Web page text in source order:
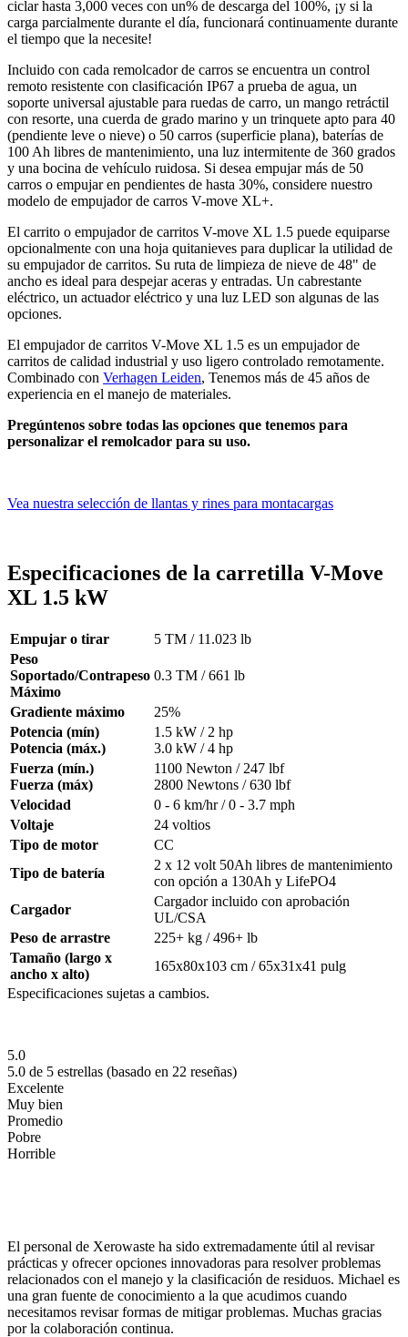
ciclar hasta 3,000 veces con un% de descarga del 100%, ¡y si la
carga parcialmente durante el día, funcionará continuamente durante
el tiempo que la necesite!
Incluido con cada remolcador de carros se encuentra un control
remoto resistente con clasificación IP67 a prueba de agua, un
soporte universal ajustable para ruedas de carro, un mango retráctil
con resorte, una cuerda de grado marino y un trinquete apto para 40
(pendiente leve o nieve) o 50 carros (superficie plana), baterías de
100 Ah libres de mantenimiento, una luz intermitente de 360 grados
y una bocina de vehículo ruidosa. Si desea empujar más de 50
carros o empujar en pendientes de hasta 30%, considere nuestro
modelo de empujador de carros V-move XL+.
El carrito o empujador de carritos V-move XL 1.5 puede equiparse
opcionalmente con una hoja quitanieves para duplicar la utilidad de
su empujador de carritos. Su ruta de limpieza de nieve de 48" de
ancho es ideal para despejar aceras y entradas. Un cabrestante
eléctrico, un actuador eléctrico y una luz LED son algunas de las
opciones.
El empujador de carritos V-Move XL 1.5 es un empujador de
carritos de calidad industrial y uso ligero controlado remotamente.
Combinado con Verhagen Leiden, Tenemos más de 45 años de
experiencia en el manejo de materiales.
Pregúntenos sobre todas las opciones que tenemos para
personalizar el remolcador para su uso.
Vea nuestra selección de llantas y rines para montacargas
Especificaciones de la carretilla V-Move
XL 1.5 kW
Empujar o tirar
5 TM / 11.023 lb
Peso
Soportado/Contrapeso
Máximo
0.3 TM / 661 lb
Gradiente máximo
25%
Potencia (mín)
Potencia (máx.)
1.5 kW / 2 hp
3.0 kW / 4 hp
Fuerza (mín.)
Fuerza (máx)
1100 Newton / 247 lbf
2800 Newtons / 630 lbf
Velocidad
0 - 6 km/hr / 0 - 3.7 mph
Voltaje
24 voltios
Tipo de motor
CC
Tipo de batería
2 x 12 volt 50Ah libres de mantenimiento
con opción a 130Ah y LifePO4
Cargador
Cargador incluido con aprobación
UL/CSA
Peso de arrastre
225+ kg / 496+ lb
Tamaño (largo x
ancho x alto)
165x80x103 cm / 65x31x41 pulg
Especificaciones sujetas a cambios.
5.0
5.0 de 5 estrellas (basado en 22 reseñas)
Excelente
Muy bien
Promedio
Pobre
Horrible
El personal de Xerowaste ha sido extremadamente útil al revisar
prácticas y ofrecer opciones innovadoras para resolver problemas
relacionados con el manejo y la clasificación de residuos. Michael es
una gran fuente de conocimiento a la que acudimos cuando
necesitamos revisar formas de mitigar problemas. Muchas gracias
por la colaboración continua.